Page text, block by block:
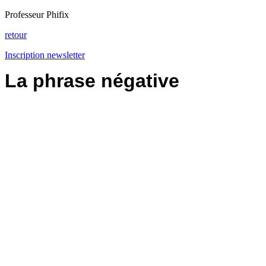
Professeur Phifix
retour
Inscription newsletter
La phrase négative